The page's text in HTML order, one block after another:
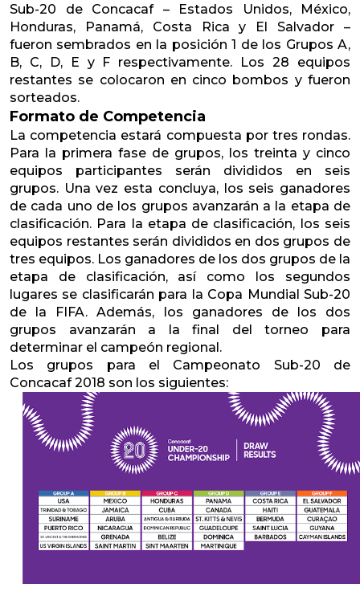
Sub-20 de Concacaf – Estados Unidos, México,
Honduras, Panamá, Costa Rica y El Salvador –
fueron sembrados en la posición 1 de los Grupos A,
B, C, D, E y F respectivamente. Los 28 equipos
restantes se colocaron en cinco bombos y fueron
sorteados.
Formato de Competencia
La competencia estará compuesta por tres rondas.
Para la primera fase de grupos, los treinta y cinco
equipos participantes serán divididos en seis
grupos. Una vez esta concluya, los seis ganadores
de cada uno de los grupos avanzarán a la etapa de
clasificación. Para la etapa de clasificación, los seis
equipos restantes serán divididos en dos grupos de
tres equipos. Los ganadores de los dos grupos de la
etapa de clasificación, así como los segundos
lugares se clasificarán para la Copa Mundial Sub-20
de la FIFA. Además, los ganadores de los dos
grupos avanzarán a la final del torneo para
determinar el campeón regional.
Los grupos para el Campeonato Sub-20 de
Concacaf 2018 son los siguientes: